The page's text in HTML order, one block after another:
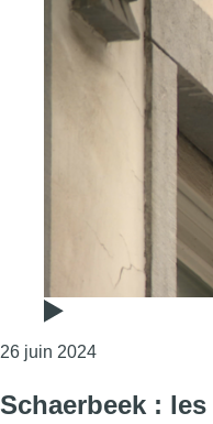
26 juin 2024Consulter
Schaerbeek :